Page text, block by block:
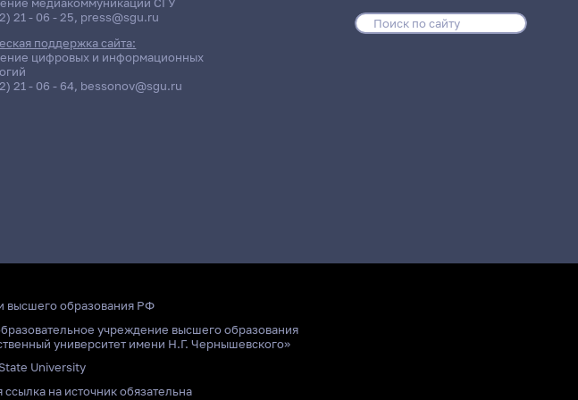
21 - 06 - 25, press@sgu.ru
поддержка сайта:
цифровых и информационных
21 - 06 - 64, bessonov@sgu.ru
высшего образования РФ
учреждение высшего образования
университет имени Н.Г. Чернышевского»
University
на источник обязательна